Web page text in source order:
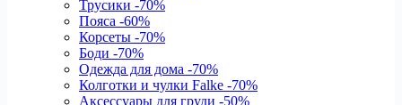
Трусики -70%
Пояса -60%
Корсеты -70%
Боди -70%
Одежда для дома -70%
Колготки и чулки Falke -70%
Аксессуары для груди -50%